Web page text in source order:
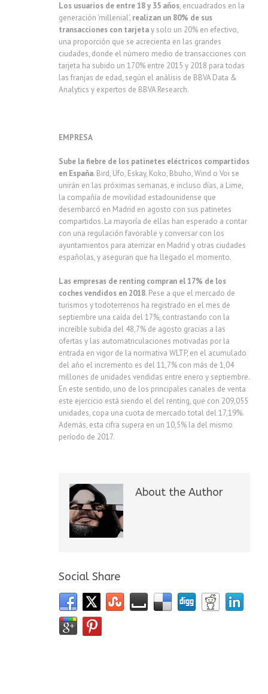
Los usuarios de entre 18 y 35 años, encuadrados en la
generación ‘millenial’, realizan un 80% de sus
transacciones con tarjetay solo un 20% en efectivo,
una proporción que se acrecienta en las grandes
ciudades, donde el número medio de transacciones con
tarjeta ha subido un 170% entre 2015 y 2018 para todas
las franjas de edad, según el análisis de BBVA Data &
Analytics y expertos de BBVA Research.
EMPRESA
Sube la fiebre de los patinetes eléctricos compartidos
en España. Bird, Ufo, Eskay, Koko, Bbuho, Wind o Voi se
unirán en las próximas semanas, e incluso días, a Lime,
la compañía de movilidad estadounidense que
desembarcó en Madrid en agosto con sus patinetes
compartidos. La mayoría de ellas han esperado a contar
con una regulación favorable y conversar con los
ayuntamientos para aterrizar en Madrid y otras ciudades
españolas, y aseguran que ha llegado el momento.
Las empresas de renting compran el 17% de los
coches vendidos en 2018. Pese a que el mercado de
turismos y todoterrenos ha registrado en el mes de
septiembre una caída del 17%, contrastando con la
increíble subida del 48,7% de agosto gracias a las
ofertas y las automatriculaciones motivadas por la
entrada en vigor de la normativa WLTP, en el acumulado
del año el incremento es del 11,7% con más de 1,04
millones de unidades vendidas entre enero y septiembre.
En este sentido, uno de los principales canales de venta
este ejercicio está siendo el del renting, que con 209,055
unidades, copa una cuota de mercado total del 17,19%.
Además, esta cifra supera en un 10,5% la del mismo
período de 2017.
About the Author
Social Share